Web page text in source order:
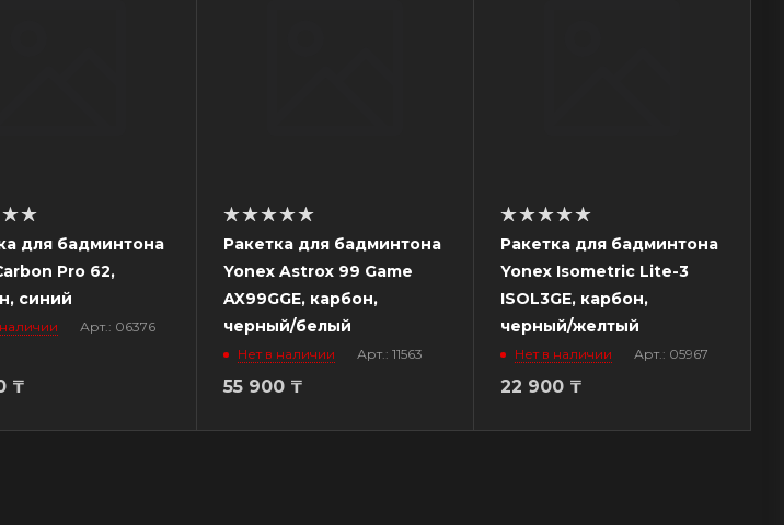
для бадминтона
Pro 62,
синий
Арт.: 06376
₸
Ракетка для бадминтона
Yonex Astrox 99 Game
AX99GGE, карбон,
черный/белый
Нет в наличии Арт.: 11563
55 900 ₸
Ракетка для бадминтона
Yonex Isometric Lite-3
ISOL3GE, карбон,
черный/желтый
Нет в наличии Арт.: 05967
22 900 ₸